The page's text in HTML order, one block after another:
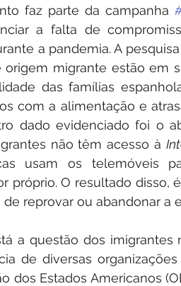
faz parte da campanha
a falta de
a pandemia. A
origem migrante estão em
das famílias
com a alimentação e
dado evidenciado foi o
não têm acesso à
usam os telemóveis
próprio. O resultado disso,
de reprovar ou abandonar a
a questão dos imigrantes
de diversas
dos Estados Americanos